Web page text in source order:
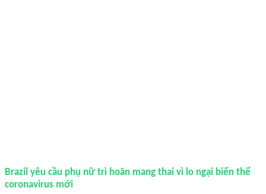
Brazil yêu cầu phụ nữ trì hoãn mang thai vì lo ngại biến thể
coronavirus mới